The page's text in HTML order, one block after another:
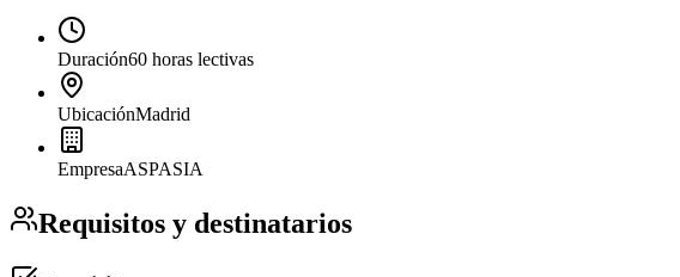
Duración60 horas lectivas
UbicaciónMadrid
EmpresaASPASIA
Requisitos y destinatarios